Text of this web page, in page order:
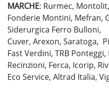
MARCHE: Rurmec,
Fonderie Montini, Mefran,
Siderurgica Ferro Bulloni,
Cuver, Arexon, Saratoga,
Fast Verdini, TRB Ponteggi,
Recinzioni, Ferca, Icorip,
Eco Service, Altrad Italia,